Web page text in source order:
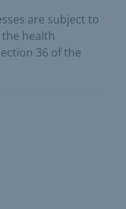
are subject to
health
36 of the